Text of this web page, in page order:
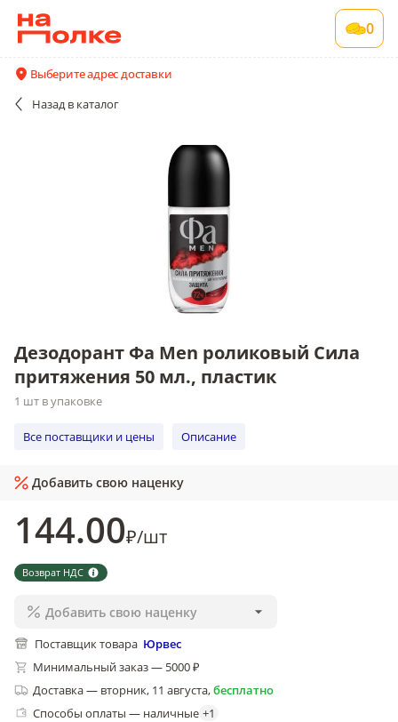
0
Выберите адрес доставки
Назад в каталог
притяжения 50 мл., пластик
Дезодорант Фа Men роликовый Сила
притяжения 50 мл., пластик
1 шт в упаковке
Все поставщики и цены Описание
Добавить свою наценку
144.00₽/шт
Возврат НДС
Добавить свою наценку
Поставщик товара Юрвес
Минимальный заказ — 5000 ₽
Доставка— вторник, 11 августа,бесплатно
Способы оплаты — наличные +1